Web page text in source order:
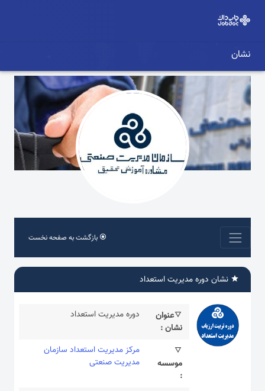
نشان
بازگشت به صفحه نخست
نشان دوره مدیریت استعداد
عنوان
نشان :
دوره مدیریت استعداد
موسسه
:
مرکز مدیریت استعداد سازمان
مدیریت صنعتی